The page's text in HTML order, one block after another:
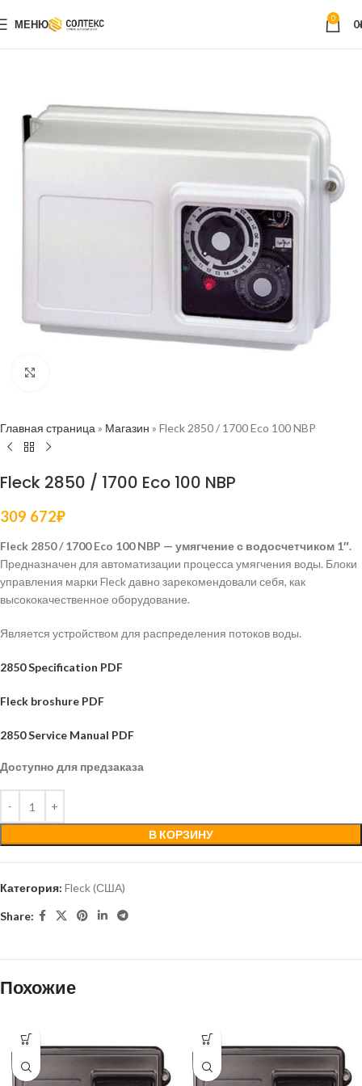
МЕНЮ 0 0
Главная страница » Магазин » Fleck 2850 / 1700 Eco 100 NBP
Fleck 2850 / 1700 Eco 100 NBP
309 672₽
Fleck 2850 / 1700 Eco 100 NBP — умягчение с водосчетчиком 1″.
Предназначен для автоматизации процесса умягчения воды. Блоки
управления марки Fleck давно зарекомендовали себя, как
высококачественное оборудование.
Является устройством для распределения потоков воды.
2850 Specification PDF
Fleck broshure PDF
2850 Service Manual PDF
Доступно для предзаказа
В КОРЗИНУ
Категория: Fleck (США)
Share:
Похожие